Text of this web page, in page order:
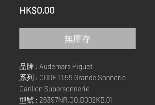
HK$0.00
無庫存
品牌 : Audemars Piguet
系列 : CODE 11.59 Grande Sonnerie
Carillon Supersonnerie
型號 : 26397NR.OO.D002KB.01